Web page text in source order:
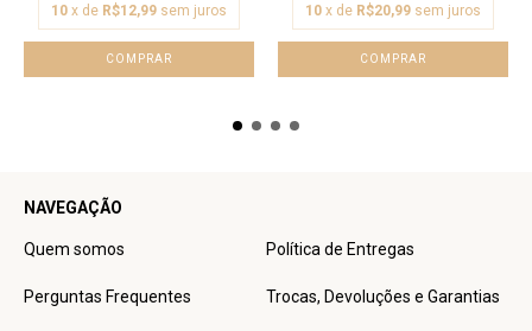
10 x de R$12,99 sem juros
COMPRAR
10 x de R$20,99 sem juros
COMPRAR
NAVEGAÇÃO
Quem somos Política de Entregas
Perguntas Frequentes Trocas, Devoluções e Garantias